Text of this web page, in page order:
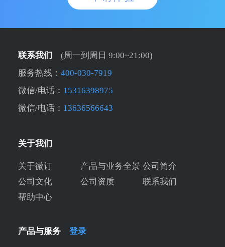
联系我们
(周一到周日 9:00~21:00)
服务热线： 400-030-7919
微信/电话： 15316398975
微信/电话： 13636566643
关于我们
关于微订 产品与业务全景 公司简介
公司文化
公司资质
联系我们
帮助中心
产品与服务 登录